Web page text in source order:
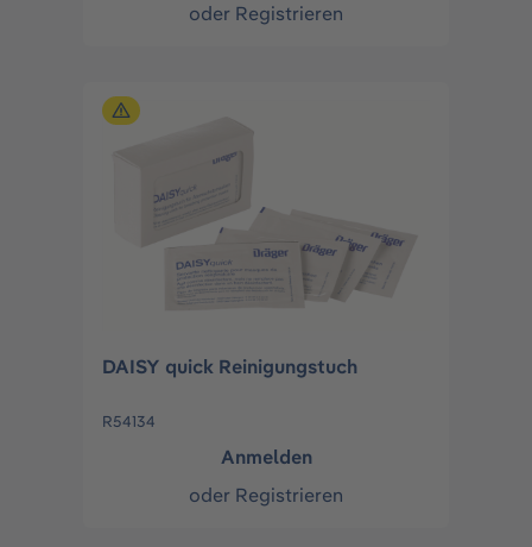
oder Registrieren
DAISY quick Reinigungstuch
R54134
Anmelden
oder Registrieren